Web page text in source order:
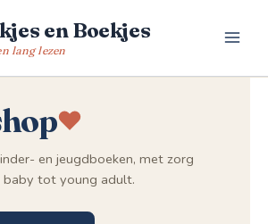
en Boekjes
lang lezen
en jeugdboeken, met zorg
baby tot young adult.